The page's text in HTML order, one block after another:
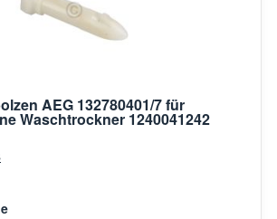
AEG 132780401/7 für
Waschtrockner 1240041242